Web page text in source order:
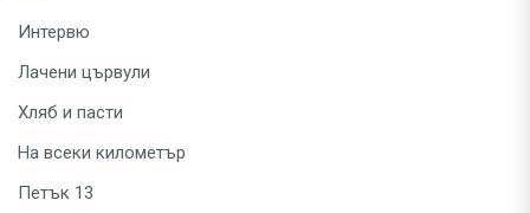
Интервю
Лачени цървули
Хляб и пасти
На всеки километър
Петък 13